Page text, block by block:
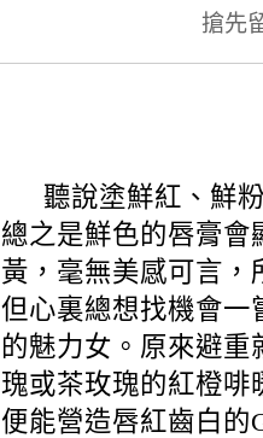
搶先
聽說塗鮮紅、鮮
總之是鮮色的唇膏會
黃，毫無美感可言，
但心裏總想找機會一
的魅力女。原來避重
瑰或茶玫瑰的紅橙啡
便能營造唇紅齒白的